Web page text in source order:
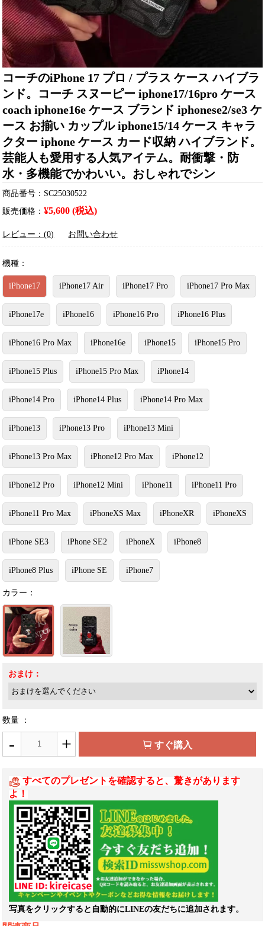
コーチのiPhone 17 プロ / プラス ケース ハイブラ
ンド。コーチ スヌーピー iphone17/16pro ケース
coach iphone16e ケース ブランド iphonese2/se3 ケ
ース お揃い カップル iphone15/14 ケース キャラ
クター iphone ケース カード収納 ハイブランド。
芸能人も愛用する人気アイテム。耐衝撃・防
水・多機能でかわいい。おしゃれでシン
商品番号：SC25030522
販売価格：¥5,600 (税込)
レビュー：(0) お問い合わせ
機種：
iPhone17 iPhone17 Air iPhone17 Pro iPhone17 Pro Max
iPhone17e iPhone16 iPhone16 Pro iPhone16 Plus
iPhone16 Pro Max iPhone16e iPhone15 iPhone15 Pro
iPhone15 Plus iPhone15 Pro Max iPhone14
iPhone14 Pro iPhone14 Plus iPhone14 Pro Max
iPhone13 iPhone13 Pro iPhone13 Mini
iPhone13 Pro Max iPhone12 Pro Max iPhone12
iPhone12 Pro iPhone12 Mini iPhone11 iPhone11 Pro
iPhone11 Pro Max iPhoneXS Max iPhoneXR iPhoneXS
iPhone SE3 iPhone SE2 iPhoneX iPhone8
iPhone8 Plus iPhone SE iPhone7
カラー：
おまけ：
数量 ：
- + すぐ購入
すべてのプレゼントを確認すると、驚きがあります
よ！
写真をクリックすると自動的にLINEの友だちに追加されます。